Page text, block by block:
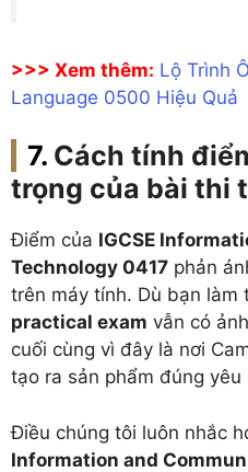
>>> Xem thêm: Lộ Trình
Language 0500 Hiệu Quả
Cách tính
trọng của bài thi
Điểm của IGCSE
Technology 0417 phản
trên máy tính. Dù bạn làm
practical exam vẫn có
cuối cùng vì đây là nơi
tạo ra sản phẩm đúng yêu
Điều chúng tôi luôn nhắc
Information and